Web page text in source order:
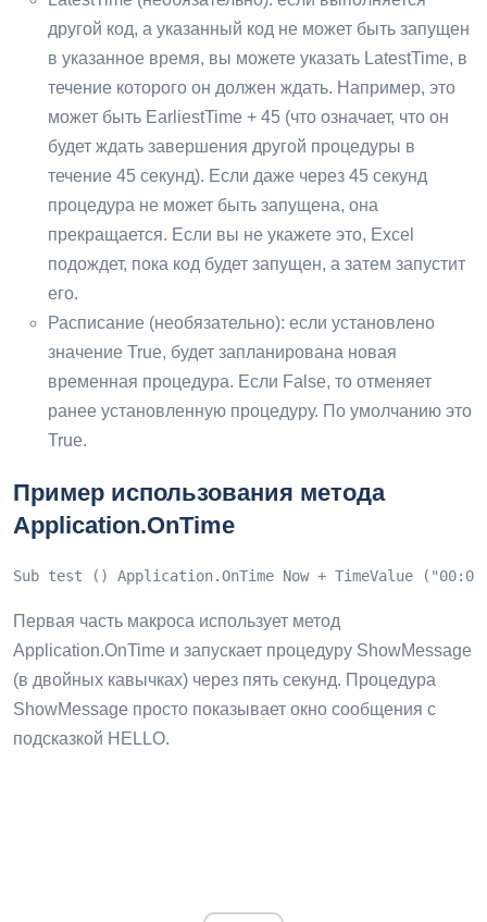
другой код, а указанный код не может быть запущен
в указанное время, вы можете указать LatestTime, в
течение которого он должен ждать. Например, это
может быть EarliestTime + 45 (что означает, что он
будет ждать завершения другой процедуры в
течение 45 секунд). Если даже через 45 секунд
процедура не может быть запущена, она
прекращается. Если вы не укажете это, Excel
подождет, пока код будет запущен, а затем запустит
его.
Расписание (необязательно): если установлено
значение True, будет запланирована новая
временная процедура. Если False, то отменяет
ранее установленную процедуру. По умолчанию это
True.
Пример использования метода
Application.OnTime
Sub test () Application.OnTime Now + TimeValue
Первая часть макроса использует метод
Application.OnTime и запускает процедуру ShowMessage
(в двойных кавычках) через пять секунд. Процедура
ShowMessage просто показывает окно сообщения с
подсказкой HELLO.